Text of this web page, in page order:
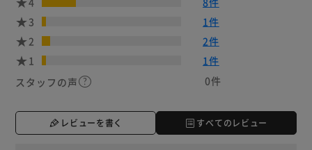
3
1件
2
2件
1
1件
スタッフの声
0件
レビューを書く すべてのレビュー